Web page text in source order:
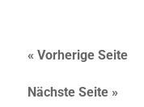
« Vorherige Seite
Nächste Seite »